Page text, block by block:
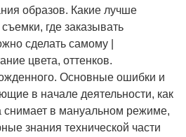
образов. Какие лучше
где заказывать
сделать самому |
цвета, оттенков.
Основные ошибки и
в начале деятельности, как
снимает в мануальном режиме,
знания технической части